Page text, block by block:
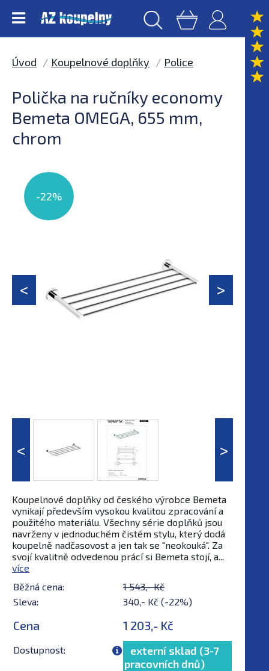
Úvod Koupelnové doplňky Police
Polička na ručníky economy
Bemeta OMEGA, 655 mm,
chrom
-22%
Koupelnové doplňky od českého výrobce Bemeta
vynikají především vysokou kvalitou zpracování a
použitého materiálu. Všechny série doplňků jsou
navrženy v jednoduchém čistém stylu, který dodá
koupelně nadčasovost a jen tak se "neokouká". Za
svojí kvalitně odvedenou prácí si Bemeta stojí, a...
více
Běžná cena:
1 543,- Kč
Sleva:
340,- Kč (-22%)
Cena 1 203,- Kč
Dostupnost:
externí sklad (3-7
pracovních dnů)